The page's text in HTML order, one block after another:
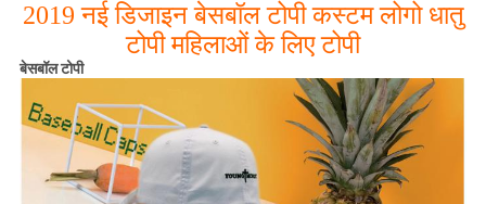
2019 नई डिजाइन बेसबॉल टोपी कस्टम लोगो धातु
टोपी महिलाओं के लिए टोपी
बेसबॉल टोपी